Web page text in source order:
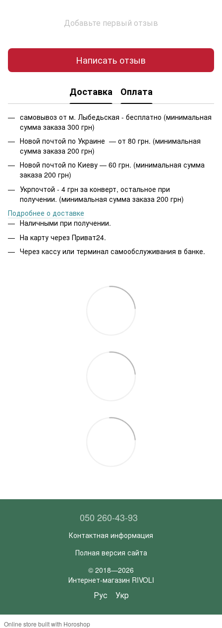
Добавьте первый отзыв
Написать отзыв
Доставка Оплата
самовывоз от м. Лыбедьская - бесплатно (минимальная
сумма заказа 300 грн)
Новой почтой по Украине — от 80 грн. (минимальная
сумма заказа 200 грн)
Новой почтой по Киеву — 60 грн. (минимальная сумма
заказа 200 грн)
Укрпочтой - 4 грн за конверт, остальное при
получении. (минимальная сумма заказа 200 грн)
Подробнее о доставке
Наличными при получении.
На карту через Приват24.
Через кассу или терминал самообслуживания в банке.
050 260-43-93
Контактная информация
Полная версия сайта
© 2018—2026
Интернет-магазин RIVOLI
Рус Укр
Online store built with Horoshop